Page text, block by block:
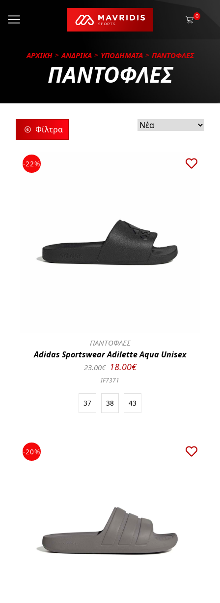
0
ΑΡΧΙΚΗ ΑΝΔΡΙΚΑ ΥΠΟΔΗΜΑΤΑ ΠΑΝΤΟΦΛΕΣ
ΠΑΝΤΟΦΛΕΣ
Φίλτρα
-22%
ΠΑΝΤΟΦΛΕΣ
Adidas Sportswear Adilette Aqua Unisex
23.00€ 18.00€
IF7371
37 38 43
-20%